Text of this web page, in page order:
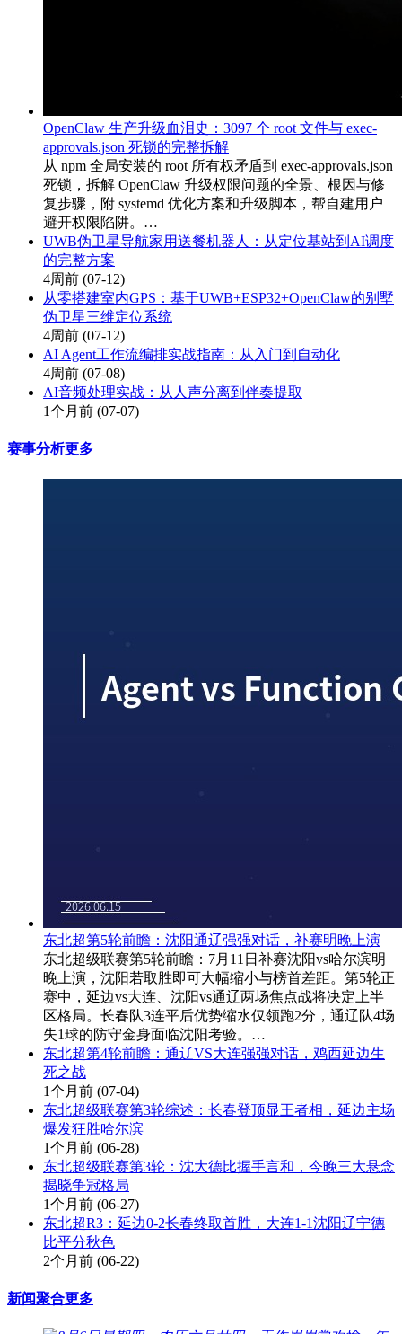
OpenClaw 生产升级血泪史：3097 个 root 文件与 exec-
approvals.json 死锁的完整拆解
从 npm 全局安装的 root 所有权矛盾到 exec-approvals.json
死锁，拆解 OpenClaw 升级权限问题的全景、根因与修
复步骤，附 systemd 优化方案和升级脚本，帮自建用户
避开权限陷阱。…
UWB伪卫星导航家用送餐机器人：从定位基站到AI调度
的完整方案
4周前 (07-12)
从零搭建室内GPS：基于UWB+ESP32+OpenClaw的别墅
伪卫星三维定位系统
4周前 (07-12)
AI Agent工作流编排实战指南：从入门到自动化
4周前 (07-08)
AI音频处理实战：从人声分离到伴奏提取
1个月前 (07-07)
赛事分析更多
东北超第5轮前瞻：沈阳通辽强强对话，补赛明晚上演
东北超级联赛第5轮前瞻：7月11日补赛沈阳vs哈尔滨明
晚上演，沈阳若取胜即可大幅缩小与榜首差距。第5轮正
赛中，延边vs大连、沈阳vs通辽两场焦点战将决定上半
区格局。长春队3连平后优势缩水仅领跑2分，通辽队4场
失1球的防守金身面临沈阳考验。…
东北超第4轮前瞻：通辽VS大连强强对话，鸡西延边生
死之战
1个月前 (07-04)
东北超级联赛第3轮综述：长春登顶显王者相，延边主场
爆发狂胜哈尔滨
1个月前 (06-28)
东北超级联赛第3轮：沈大德比握手言和，今晚三大悬念
揭晓争冠格局
1个月前 (06-27)
东北超R3：延边0-2长春终取首胜，大连1-1沈阳辽宁德
比平分秋色
2个月前 (06-22)
新闻聚合更多